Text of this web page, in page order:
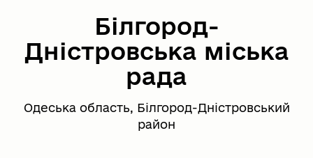
Білгород-
Дністровська міська
рада
Одеська область, Білгород-Дністровський
район